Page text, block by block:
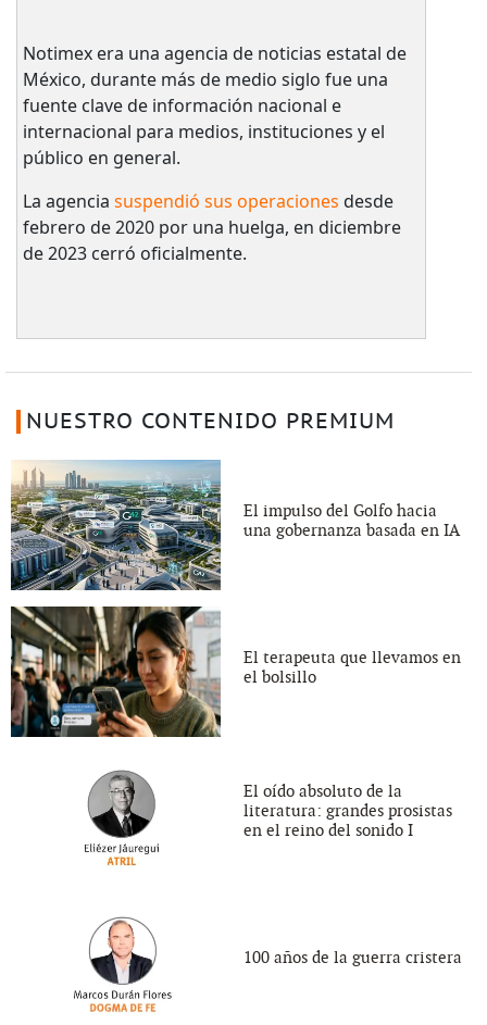
Notimex era una agencia de noticias estatal de
México, durante más de medio siglo fue una
fuente clave de información nacional e
internacional para medios, instituciones y el
público en general.
La agencia suspendió sus operaciones desde
febrero de 2020 por una huelga, en diciembre
de 2023 cerró oficialmente.
NUESTRO CONTENIDO PREMIUM
El impulso del Golfo hacia
una gobernanza basada en IA
El terapeuta que llevamos en
el bolsillo
El oído absoluto de la
literatura: grandes prosistas
en el reino del sonido I
100 años de la guerra cristera